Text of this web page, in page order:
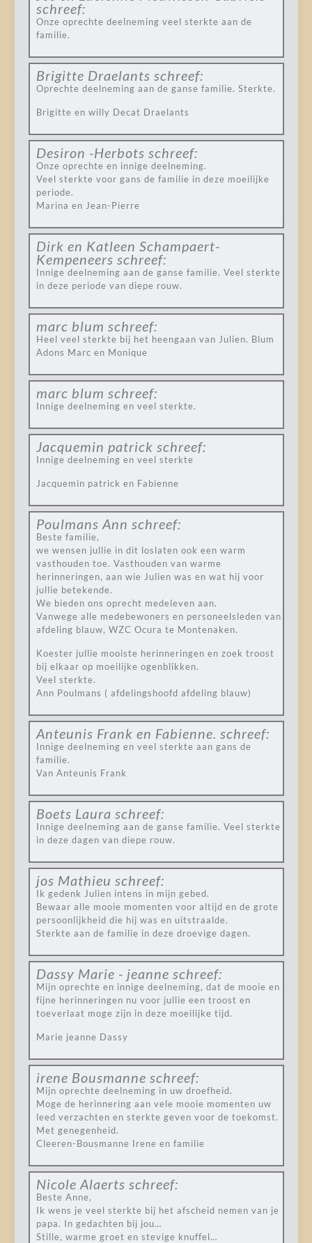
schreef:
Onze oprechte deelneming veel sterkte aan de
familie.
Brigitte Draelants schreef:
Oprechte deelneming aan de ganse familie. Sterkte.
Brigitte en willy Decat Draelants
Desiron -Herbots schreef:
Onze oprechte en innige deelneming.
Veel sterkte voor gans de familie in deze moeilijke
periode.
Marina en Jean-Pierre
Dirk en Katleen Schampaert-
Kempeneers schreef:
Innige deelneming aan de ganse familie. Veel sterkte
in deze periode van diepe rouw.
marc blum schreef:
Heel veel sterkte bij het heengaan van Julien. Blum
Adons Marc en Monique
marc blum schreef:
Innige deelneming en veel sterkte.
Jacquemin patrick schreef:
Innige deelneming en veel sterkte
Jacquemin patrick en Fabienne
Poulmans Ann schreef:
Beste familie,
we wensen jullie in dit loslaten ook een warm
vasthouden toe. Vasthouden van warme
herinneringen, aan wie Julien was en wat hij voor
jullie betekende.
We bieden ons oprecht medeleven aan.
Vanwege alle medebewoners en personeelsleden van
afdeling blauw, WZC Ocura te Montenaken.
Koester jullie mooiste herinneringen en zoek troost
bij elkaar op moeilijke ogenblikken.
Veel sterkte.
Ann Poulmans ( afdelingshoofd afdeling blauw)
Anteunis Frank en Fabienne. schreef:
Innige deelneming en veel sterkte aan gans de
familie.
Van Anteunis Frank
Boets Laura schreef:
Innige deelneming aan de ganse familie. Veel sterkte
in deze dagen van diepe rouw.
jos Mathieu schreef:
Ik gedenk Julien intens in mijn gebed.
Bewaar alle mooie momenten voor altijd en de grote
persoonlijkheid die hij was en uitstraalde.
Sterkte aan de familie in deze droevige dagen.
Dassy Marie - jeanne schreef:
Mijn oprechte en innige deelneming, dat de mooie en
fijne herinneringen nu voor jullie een troost en
toeverlaat moge zijn in deze moeilijke tijd.
Marie jeanne Dassy
irene Bousmanne schreef:
Mijn oprechte deelneming in uw droefheid.
Moge de herinnering aan vele mooie momenten uw
leed verzachten en sterkte geven voor de toekomst.
Met genegenheid.
Cleeren-Bousmanne Irene en familie
Nicole Alaerts schreef:
Beste Anne,
Ik wens je veel sterkte bij het afscheid nemen van je
papa. In gedachten bij jou…
Stille, warme groet en stevige knuffel…